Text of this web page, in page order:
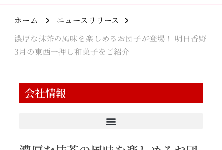
ホーム
ニュースリリース
濃厚な抹茶の風味を楽しめるお団子が登場！ 明日香野
3月の東西一押し和菓子をご紹介
会社情報